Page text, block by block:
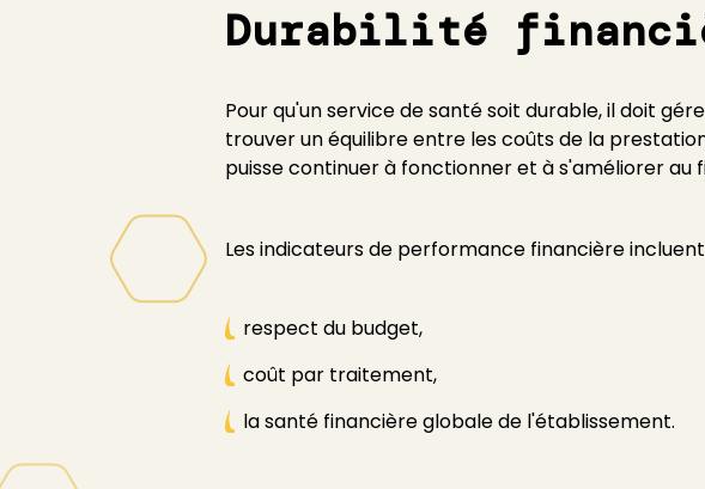
Durabilité
Pour qu'un service de santé soit durable, il doit
trouver un équilibre entre les coûts de la
puisse continuer à fonctionner et à s'améliorer au
Les indicateurs de performance financière incluent
respect du budget,
coût par traitement,
la santé financière globale de l'établissement.